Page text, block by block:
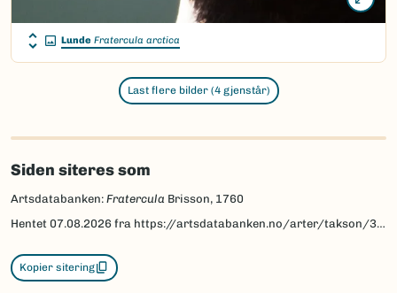
Lunde Fratercula arctica
Last flere bilder (4 gjenstår)
Siden siteres som
Artsdatabanken: Fratercula Brisson, 1760
Hentet 07.08.2026 fra https://artsdatabanken.no/arter/takson/3565
Kopier sitering